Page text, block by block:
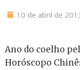
10 de abril de
Ano do coelho
Horóscopo